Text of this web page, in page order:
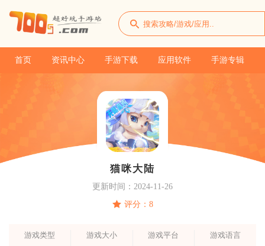
首页 资讯中心 手游下载 应用软件 手游专辑
猫咪大陆
更新时间：2024-11-26
评分：8
游戏类型
游戏大小
游戏平台
游戏语言